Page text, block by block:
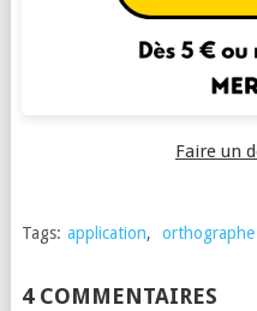
Faire un
Tags: application, orthographe
4 COMMENTAIRES